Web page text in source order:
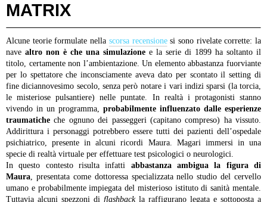
MATRIX
Alcune teorie formulate nella scorsa recensionesi sono rivelate corrette: la
nave altro non è che una simulazione e la serie di 1899 ha soltanto il
titolo, certamente non l’ambientazione. Un elemento abbastanza fuorviante
per lo spettatore che inconsciamente aveva dato per scontato il setting di
fine diciannovesimo secolo, senza però notare i vari indizi sparsi (la torcia,
le misteriose pulsantiere) nelle puntate. In realtà i protagonisti stanno
vivendo in un programma, probabilmente influenzato dalle esperienze
traumatiche che ognuno dei passeggeri (capitano compreso) ha vissuto.
Addirittura i personaggi potrebbero essere tutti dei pazienti dell’ospedale
psichiatrico, presente in alcuni ricordi Maura. Magari immersi in una
specie di realtà virtuale per effettuare test psicologici o neurologici.
In questo contesto risulta infatti abbastanza ambigua la figura di
Maura, presentata come dottoressa specializzata nello studio del cervello
umano e probabilmente impiegata del misterioso istituto di sanità mentale.
Tuttavia alcuni spezzoni di flashbackla raffigurano legata e sottoposta a